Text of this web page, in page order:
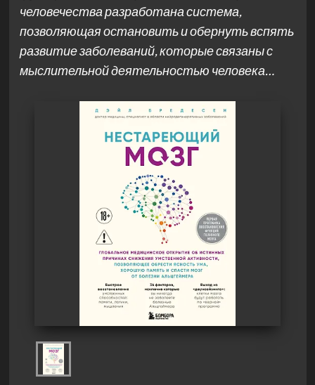
человечества разработана система,
позволяющая остановить и обернуть вспять
развитие заболеваний, которые связаны с
мыслительной деятельностью человека…